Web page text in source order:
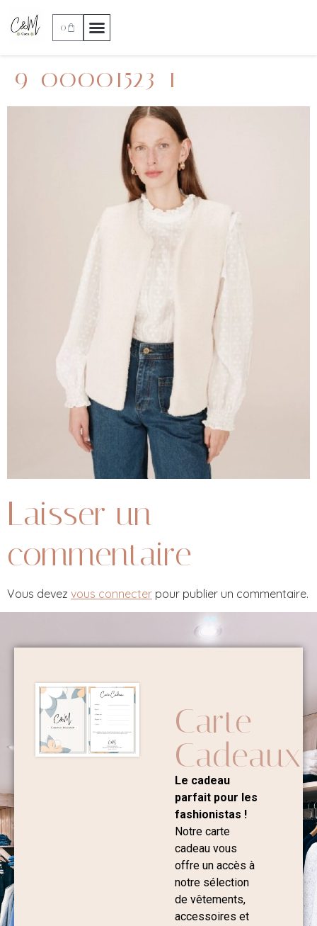
0
9_00001523_1
Laisser un
commentaire
Vous devez vous connecter pour publier un commentaire.
Carte
Cadeaux
Le cadeau
parfait pour les
fashionistas !
Notre carte
cadeau vous
offre un accès à
notre sélection
de vêtements,
accessoires et